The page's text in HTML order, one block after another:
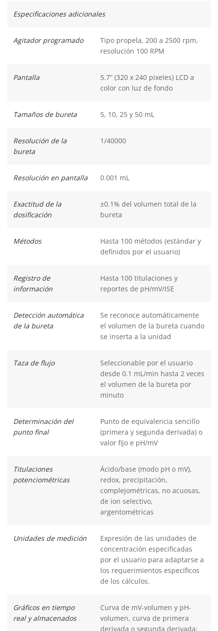
Especificaciones adicionales
Agitador programado
Tipo propela, 200 a 2500 rpm,
resolución 100 RPM
Pantalla
5.7” (320 x 240 pixeles) LCD a
color con luz de fondo
Tamaños de bureta 5, 10, 25 y 50 mL
Resolución de la
bureta
1/40000
Resolución en pantalla 0.001 mL
Exactitud de la
dosificación
±0.1% del volumen total de la
bureta
Métodos
Hasta 100 métodos (estándar y
definidos por el usuario)
Registro de
información
Hasta 100 titulaciones y
reportes de pH/mV/ISE
Detección automática
de la bureta
Se reconoce automáticamente
el volumen de la bureta cuando
se inserta a la unidad
Taza de flujo
Seleccionable por el usuario
desde 0.1 mL/min hasta 2 veces
el volumen de la bureta por
minuto
Determinación del
punto final
Punto de equivalencia sencillo
(primera y segunda derivada) o
valor fijo e pH/mV
Titulaciones
potenciométricas
Ácido/base (modo pH o mV),
redox, precipitación,
complejométricas, no acuosas,
de ion selectivo,
argentométricas
Unidades de medición
Expresión de las unidades de
concentración especificadas
por el usuario para adaptarse a
los requerimientos específicos
de los cálculos.
Gráficos en tiempo
real y almacenados
Curva de mV-volumen y pH-
volumen, curva de primera
derivada o segunda derivada;